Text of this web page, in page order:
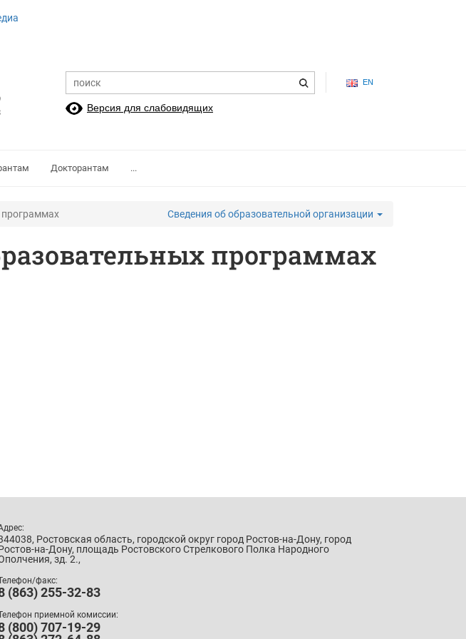
EN
Версия для слабовидящих
Докторантам ...
программах Сведения об образовательной организации
программах
Ростовская область, городской округ город Ростов-на-Дону, город
на-Дону, площадь Ростовского Стрелкового Полка Народного
зд. 2.,
факс:
(863) 255-32-83
приемной комиссии:
(800) 707-19-29